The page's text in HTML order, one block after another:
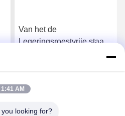
Van het de
Legeringsroestvrije staal
Onttrekkende Schroeven
1:41 AM
looking for?